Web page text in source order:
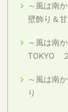
～風は南
壁飾り＆
～風は南
TOKYO
～風は南
り